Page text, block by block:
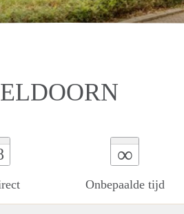
∞
Onbepaalde tijd